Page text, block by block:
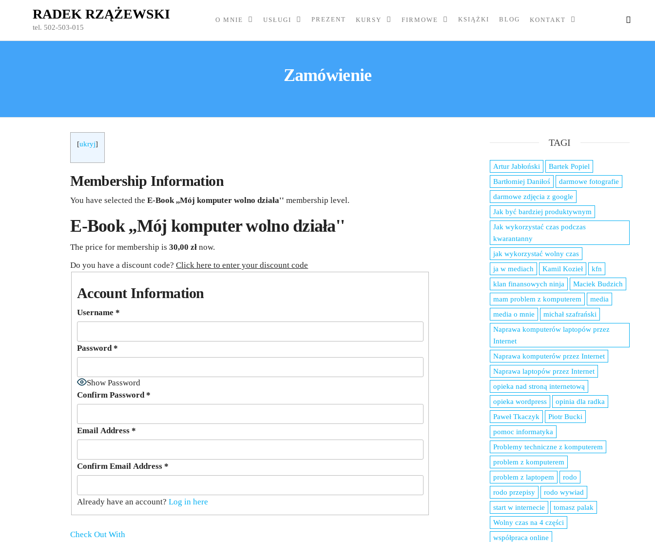
RADEK RZĄŻEWSKI
tel. 502-503-015
O MNIE USŁUGI PREZENT KURSY FIRMOWE KSIĄŻKI BLOG KONTAKT
Zamówienie
[ukryj]
Membership Information
You have selected theE-Book ,,Mój komputer wolno działa'' membership level.
E-Book ,,Mój komputer wolno działa''
The price for membership is30,00 zł now.
Do you have a discount code?Click here to enter your discount code
Account Information
Username *
Password*
Show Password
Confirm Password *
Email Address *
Confirm Email Address *
Already have an account? Log in here
Check Out With
TAGI
Artur Jabłoński
Bartek Popiel
Bartłomiej Daniłoś
darmowe fotografie
darmowe zdjęcia z google
Jak być bardziej produktywnym
Jak wykorzystać czas podczas
kwarantanny
jak wykorzystać wolny czas
ja w mediach
Kamil Kozieł
kfn
klan finansowych ninja
Maciek Budzich
mam problem z komputerem
media
media o mnie
michał szafrański
Naprawa komputerów laptopów przez
Internet
Naprawa komputerów przez Internet
Naprawa laptopów przez Internet
opieka nad stroną internetową
opieka wordpress
opinia dla radka
Paweł Tkaczyk
Piotr Bucki
pomoc informatyka
Problemy techniczne z komputerem
problem z komputerem
problem z laptopem
rodo
rodo przepisy
rodo wywiad
start w internecie
tomasz palak
Wolny czas na 4 części
współpraca online